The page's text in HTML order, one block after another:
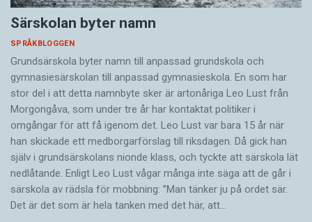
Särskolan byter namn
SPRÅKBLOGGEN
Grundsärskola byter namn till anpassad grundskola och
gymnasiesärskolan till anpassad gymnasieskola. En som har
stor del i att detta namnbyte sker är artonåriga Leo Lust från
Morgongåva, som under tre år har kontaktat politiker i
omgångar för att få igenom det. Leo Lust var bara 15 år när
han skickade ett medborgarförslag till riksdagen. Då gick han
själv i grundsärskolans nionde klass, och tyckte att särskola lät
nedlåtande. Enligt Leo Lust vågar många inte säga att de går i
särskola av rädsla för mobbning: ”Man tänker ju på ordet sär.
Det är det som är hela tanken med det här, att…